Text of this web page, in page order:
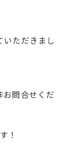
ただきまし
問合せくだ
！